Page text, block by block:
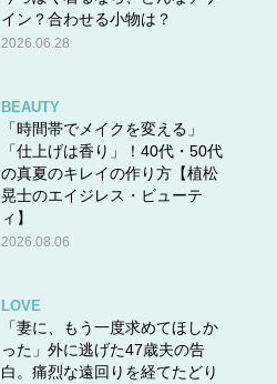
イン？合わせる小物は？
2026.06.28
BEAUTY
「時間帯でメイクを変える」
「仕上げは香り」！40代・50代
の真夏のキレイの作り方【植松
晃士のエイジレス・ビューテ
ィ】
2026.08.06
LOVE
「妻に、もう一度求めてほしか
った」外に逃げた47歳夫の告
白。痛烈な遠回りを経てたどり